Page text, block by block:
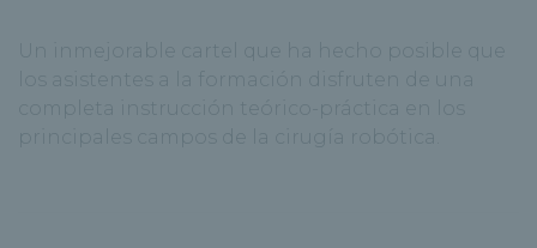
Un inmejorable cartel que ha hecho posible que
los asistentes a la formación disfruten de una
completa instrucción teórico-práctica en los
principales campos de la cirugía robótica.